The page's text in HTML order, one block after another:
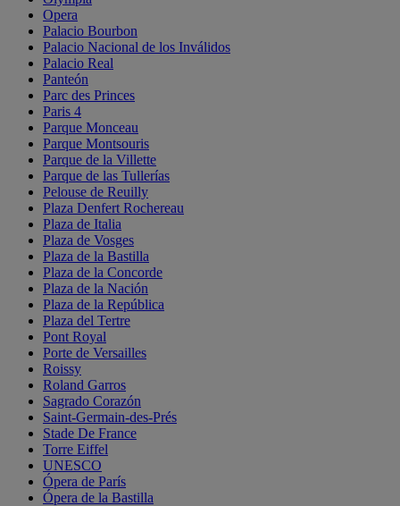
Opera
Palacio Bourbon
Palacio Nacional de los Inválidos
Palacio Real
Panteón
Parc des Princes
Paris 4
Parque Monceau
Parque Montsouris
Parque de la Villette
Parque de las Tullerías
Pelouse de Reuilly
Plaza Denfert Rochereau
Plaza de Italia
Plaza de Vosges
Plaza de la Bastilla
Plaza de la Concorde
Plaza de la Nación
Plaza de la República
Plaza del Tertre
Pont Royal
Porte de Versailles
Roissy
Roland Garros
Sagrado Corazón
Saint-Germain-des-Prés
Stade De France
Torre Eiffel
UNESCO
Ópera de París
Ópera de la Bastilla